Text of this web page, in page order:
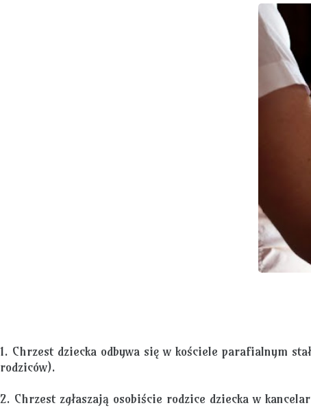
1. Chrzest dziecka odbywa się w kościele parafialnym
rodziców).
2. Chrzest zgłaszają osobiście rodzice dziecka w